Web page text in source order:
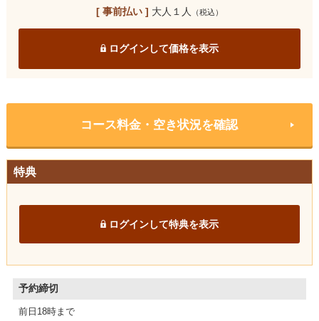
[ 事前払い ] 大人１人 （税込）
ログインして価格を表示
コース料金・空き状況を確認
特典
ログインして特典を表示
予約締切
前日18時まで